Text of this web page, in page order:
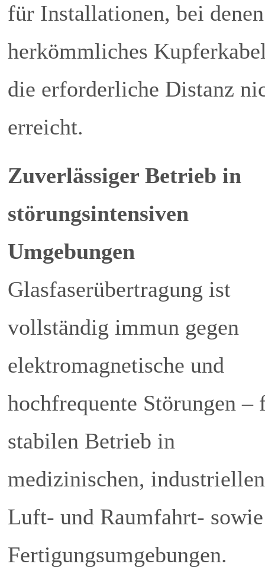
für Installationen, bei denen
herkömmliches
die erforderliche Distanz
erreicht.
Zuverlässiger Betrieb in
störungsintensiven
Umgebungen
Glasfaserübertragung ist
vollständig immun gegen
elektromagnetische und
hochfrequente Störungen –
stabilen Betrieb in
medizinischen,
Luft- und Raumfahrt- sowie
Fertigungsumgebungen.